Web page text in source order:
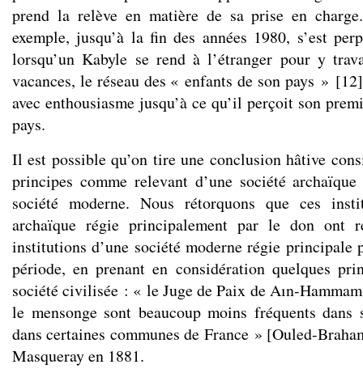
prend la relève en matière de sa prise en
exemple, jusqu’à la fin des années 1980, s’est
lorsqu’un Kabyle se rend à l’étranger pour y
vacances, le réseau des « enfants de son pays » [12]
avec enthousiasme jusqu’à ce qu’il perçoit son
pays.
Il est possible qu’on tire une conclusion hâtive
principes comme relevant d’une société
société moderne. Nous rétorquons que ces
archaïque régie principalement par le don ont
institutions d’une société moderne régie principale
période, en prenant en considération quelques
société civilisée : « le Juge de Paix de Aın-
le mensonge sont beaucoup moins fréquents
dans certaines communes de France » [Ouled-
Masqueray en 1881.